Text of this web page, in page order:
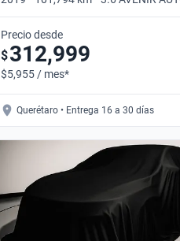
Automático
Precio desde
$312,999
$5,955 / mes*
Querétaro • Entrega 16 a 30 días